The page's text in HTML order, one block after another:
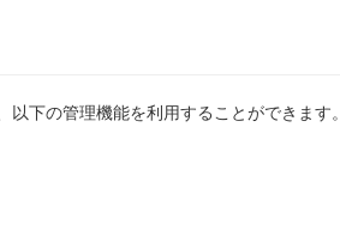
下の管理機能を利用することができます。